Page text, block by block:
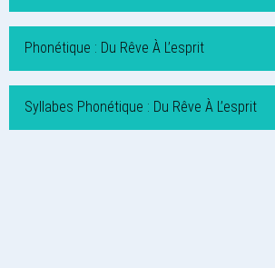
Phonétique : Du Rêve À L’esprit
Syllabes Phonétique : Du Rêve À L’esprit